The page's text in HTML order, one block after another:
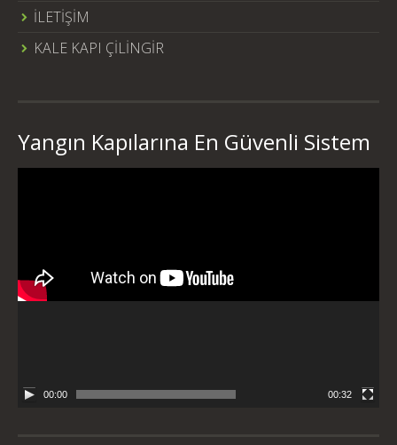
İLETİŞİM
KALE KAPI ÇİLİNGİR
Yangın Kapılarına En Güvenli Sistem
00:00 00:32